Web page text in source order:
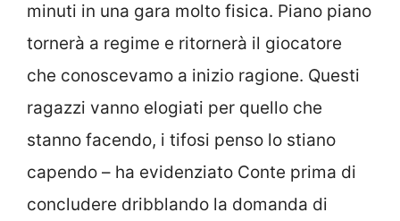
minuti in una gara molto fisica. Piano piano
tornerà a regime e ritornerà il giocatore
che conoscevamo a inizio ragione. Questi
ragazzi vanno elogiati per quello che
stanno facendo, i tifosi penso lo stiano
capendo – ha evidenziato Conte prima di
concludere dribblando la domanda di